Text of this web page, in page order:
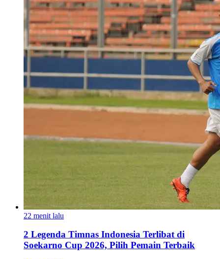
22 menit lalu
2 Legenda Timnas Indonesia Terlibat di
Soekarno Cup 2026, Pilih Pemain Terbaik